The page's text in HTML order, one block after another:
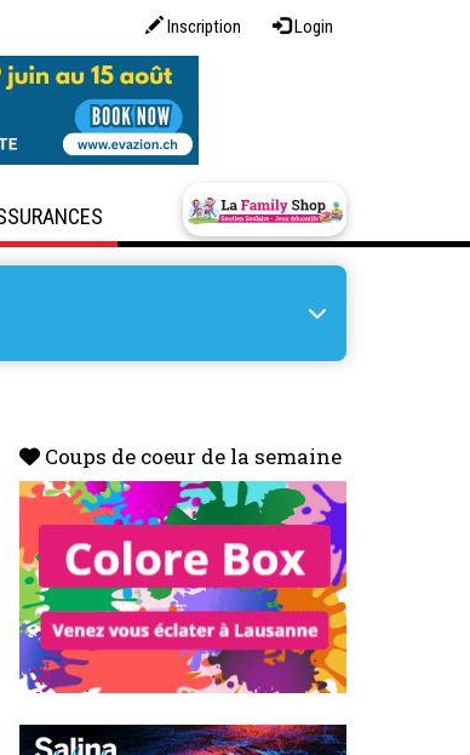
Inscription Login
Coups de coeur de la semaine